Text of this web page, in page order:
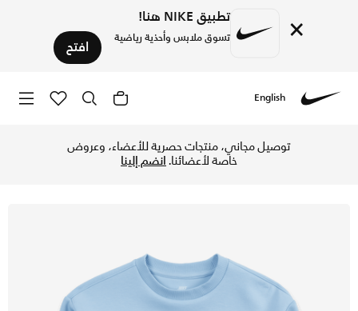
× تطبيق NIKE هنا!
تسوق ملابس وأحذية رياضية افتح
English
توصيل مجاني، منتجات حصرية للأعضاء، وعروض
خاصة لأعضائنا.انضم إلينا